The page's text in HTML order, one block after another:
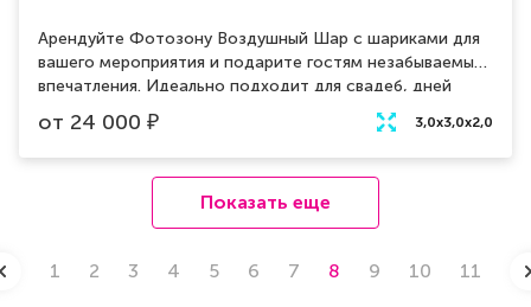
Арендуйте Фотозону Воздушный Шар с шариками для
вашего мероприятия и подарите гостям незабываемые
впечатления. Идеально подходит для свадеб, дней
рождений, корпоративов и других праздников. Яркий и
красочный воздушный шар, наполненный множеством
шариков, станет главным украшением и фоном для
фотосессий. Профессионально оформленная
фотозона привлечет внимание и создаст атмосферу
радости и веселья. Удобная установка и возможность
ваш праздник особенным и оставьте яркие
от 24 000 ₽ 3,0x3,0x2,0
Показать еще
1 2 3 4 5 6 7 8 9 10 11